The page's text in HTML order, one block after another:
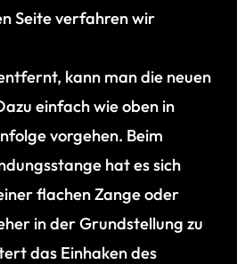
Seite verfahren wir
kann man die neuen
einfach wie oben in
vorgehen. Beim
hat es sich
flachen Zange oder
in der Grundstellung zu
das Einhaken des